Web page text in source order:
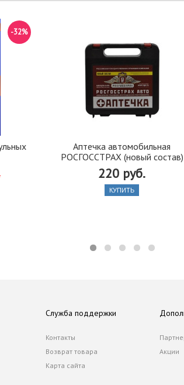
-32%
Аптечка автомобильная
РОСГОССТРАХ (новый состав)
220 руб.
КУПИТЬ
Служба поддержки
Контакты
Возврат товара
Карта сайта
Акции